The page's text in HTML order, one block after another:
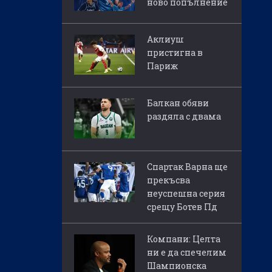
Аклиуш
пристигна в
Париж
Балкан обяви
раздяла с двама
Спартак Варна ще
прекъсва
неуспешна серия
срещу Ботев Пд
Компани: Целта
ни е да спечелим
Шампионска